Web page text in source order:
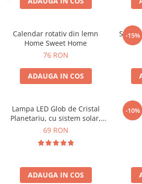
Calendar rotativ din lemn
Home Sweet Home
76 RON
ADAUGA IN COS
-15%
Lampa LED Glob de Cristal
Planetariu, cu sistem solar,
cadou captivant
69 RON
ADAUGA IN COS
-10%